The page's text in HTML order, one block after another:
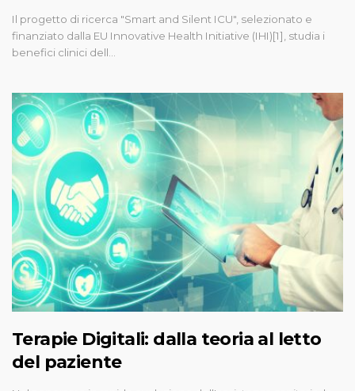
Il progetto di ricerca "Smart and Silent ICU", selezionato e
finanziato dalla EU Innovative Health Initiative (IHI)[1], studia i
benefici clinici dell…
Terapie Digitali: dalla teoria al letto
del paziente